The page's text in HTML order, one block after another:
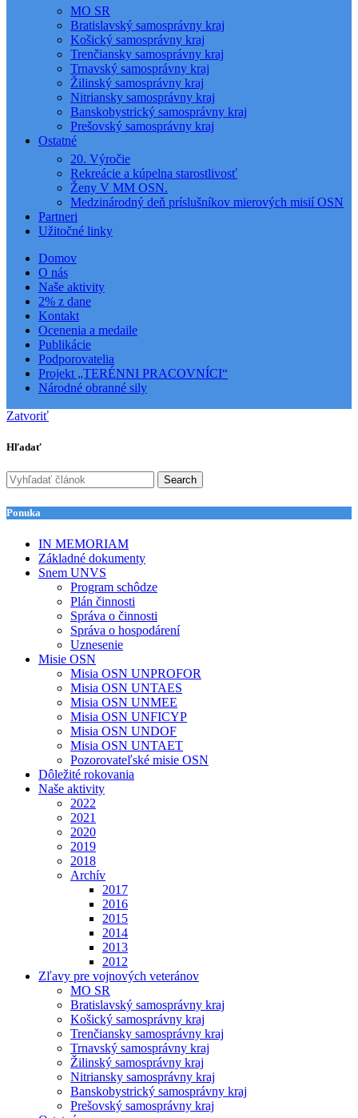
MO SR
Bratislavský samosprávny kraj
Košický samosprávny kraj
Trenčiansky samosprávny kraj
Trnavský samosprávny kraj
Žilinský samosprávny kraj
Nitriansky samosprávny kraj
Banskobystrický samosprávny kraj
Prešovský samosprávny kraj
Ostatné
20. Výročie
Rekreácie a kúpelna starostlivosť
Ženy V MM OSN.
Medzinárodný deň príslušníkov mierových misií OSN
Partneri
Užitočné linky
Domov
O nás
Naše aktivity
2% z dane
Kontakt
Ocenenia a medaile
Publikácie
Podporovatelia
Projekt „TERÉNNI PRACOVNÍCI“
Národné obranné sily
Zatvoriť
Hľadať
Search
Ponuka
IN MEMORIAM
Základné dokumenty
Snem UNVS
Program schôdze
Plán činnosti
Správa o činnosti
Správa o hospodárení
Uznesenie
Misie OSN
Misia OSN UNPROFOR
Misia OSN UNTAES
Misia OSN UNMEE
Misia OSN UNFICYP
Misia OSN UNDOF
Misia OSN UNTAET
Pozorovateľské misie OSN
Dôležité rokovania
Naše aktivity
2022
2021
2020
2019
2018
Archív
2017
2016
2015
2014
2013
2012
Zľavy pre vojnových veteránov
MO SR
Bratislavský samosprávny kraj
Košický samosprávny kraj
Trenčiansky samosprávny kraj
Trnavský samosprávny kraj
Žilinský samosprávny kraj
Nitriansky samosprávny kraj
Banskobystrický samosprávny kraj
Prešovský samosprávny kraj